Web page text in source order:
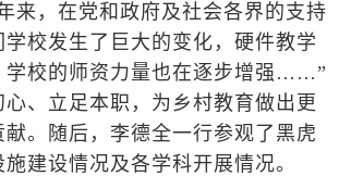
来，在党和政府及社会各界的支持
校发生了巨大的变化，硬件教学
学校的师资力量也在逐步增强……”
、立足本职，为乡村教育做出更
。随后，李德全一行参观了黑虎
建设情况及各学科开展情况。